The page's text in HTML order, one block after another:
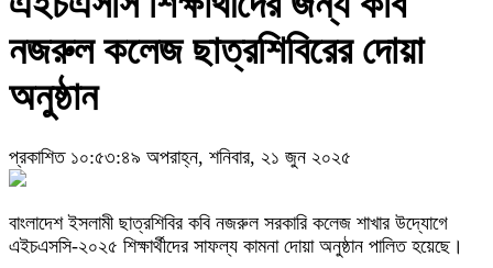
নজরুল কলেজ ছাত্রশিবিরের দোয়া
অনুষ্ঠান
প্রকাশিত ১০:৫৩:৪৯ অপরাহ্ন, শনিবার, ২১ জুন ২০২৫
বাংলাদেশ ইসলামী ছাত্রশিবির কবি নজরুল সরকারি কলেজ শাখার উদ্যোগে
এইচএসসি-২০২৫ শিক্ষার্থীদের সাফল্য কামনা দোয়া অনুষ্ঠান পালিত হয়েছে।